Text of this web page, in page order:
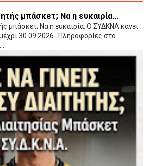
μπάσκετ; Να η ευκαιρία...
μπάσκετ; Να η ευκαιρία. Ο ΣΥΔΚΝΑ κάνει
30.09.2026 . Πληροφορίες στο